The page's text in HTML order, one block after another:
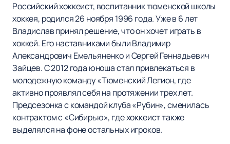
Российский хоккеист, воспитанник тюменской школы
хоккея, родился 26 ноября 1996 года. Уже в 6 лет
Владислав принял решение, что он хочет играть в
хоккей. Его наставниками были Владимир
Александрович Емельяненко и Сергей Геннадьевич
Зайцев. С 2012 года юноша стал привлекаться в
молодежную команду «Тюменский Легион, где
активно проявлял себя на протяжении трех лет.
Предсезонка с командой клуба «Рубин», сменилась
контрактом с «Сибирью», где хоккеист также
выделялся на фоне остальных игроков.